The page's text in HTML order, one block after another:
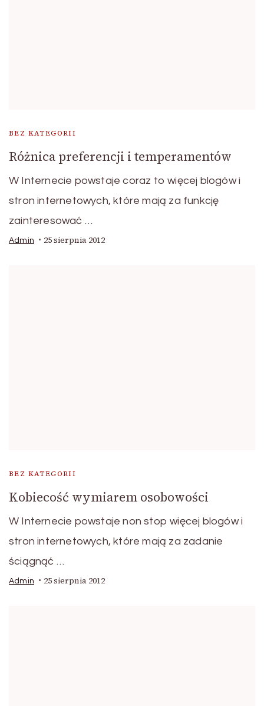
BEZ KATEGORII
Różnica preferencji i temperamentów
W Internecie powstaje coraz to więcej blogów i
stron internetowych, które mają za funkcję
zainteresować …
Admin 25 sierpnia 2012
BEZ KATEGORII
Kobiecość wymiarem osobowości
W Internecie powstaje non stop więcej blogów i
stron internetowych, które mają za zadanie
ściągnąć …
Admin 25 sierpnia 2012